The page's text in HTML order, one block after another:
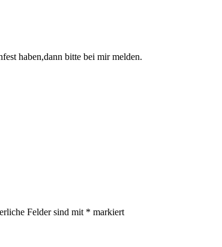
haben,dann bitte bei mir melden.
Felder sind mit * markiert